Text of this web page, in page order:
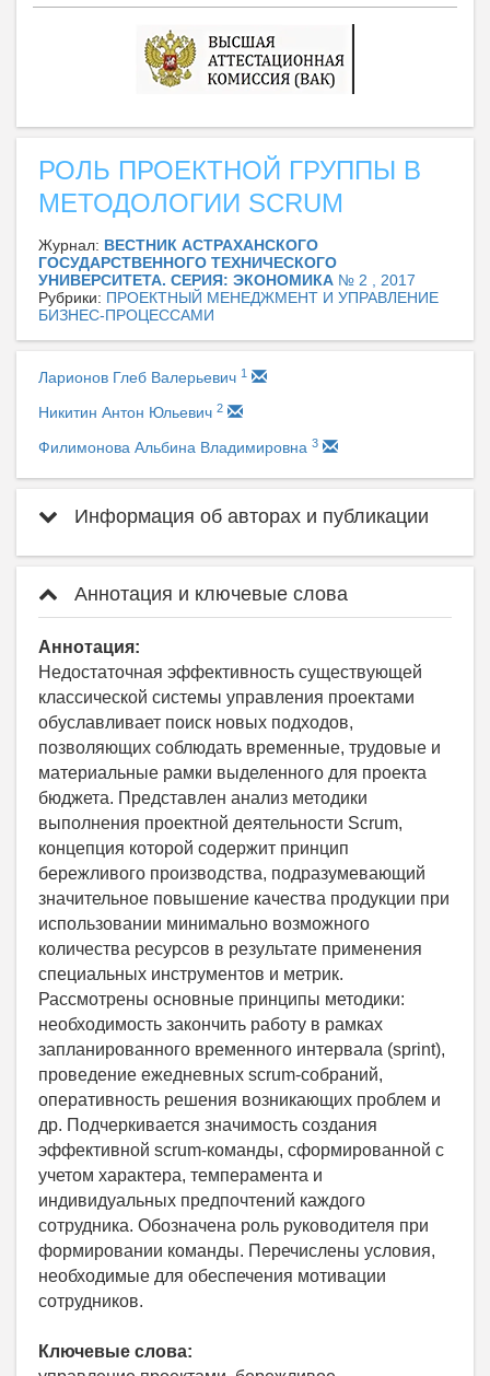
РОЛЬ ПРОЕКТНОЙ ГРУППЫ В
МЕТОДОЛОГИИ SCRUM
Журнал: ВЕСТНИК АСТРАХАНСКОГО
ГОСУДАРСТВЕННОГО ТЕХНИЧЕСКОГО
УНИВЕРСИТЕТА. СЕРИЯ: ЭКОНОМИКА № 2 , 2017
Рубрики: ПРОЕКТНЫЙ МЕНЕДЖМЕНТ И УПРАВЛЕНИЕ
БИЗНЕС-ПРОЦЕССАМИ
Ларионов Глеб Валерьевич 1
Никитин Антон Юльевич 2
Филимонова Альбина Владимировна 3
Информация об авторах и публикации
Аннотация и ключевые слова
Аннотация:
Недостаточная эффективность существующей
классической системы управления проектами
обуславливает поиск новых подходов,
позволяющих соблюдать временные, трудовые и
материальные рамки выделенного для проекта
бюджета. Представлен анализ методики
выполнения проектной деятельности Scrum,
концепция которой содержит принцип
бережливого производства, подразумевающий
значительное повышение качества продукции при
использовании минимально возможного
количества ресурсов в результате применения
специальных инструментов и метрик.
Рассмотрены основные принципы методики:
необходимость закончить работу в рамках
запланированного временного интервала (sprint),
проведение ежедневных scrum-собраний,
оперативность решения возникающих проблем и
др. Подчеркивается значимость создания
эффективной scrum-команды, сформированной с
учетом характера, темперамента и
индивидуальных предпочтений каждого
сотрудника. Обозначена роль руководителя при
формировании команды. Перечислены условия,
необходимые для обеспечения мотивации
сотрудников.
Ключевые слова: